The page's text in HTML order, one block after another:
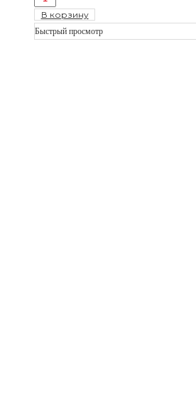
В корзину
Быстрый просмотр